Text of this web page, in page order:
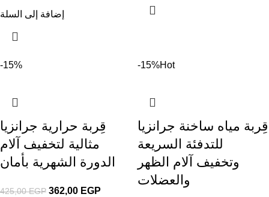
إضافة إلى السلة
-15%
قِربة حرارية جرانزيا
مثالية لتخفيف آلام
الدورة الشهرية بأمان
425,00EGP 362,00 EGP
-15%Hot
قِربة مياه ساخنة جرانزيا
للتدفئة السريعة
وتخفيف آلام الظهر
والعضلات